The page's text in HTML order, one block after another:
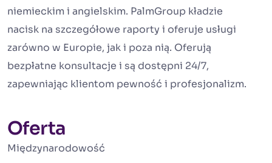
niemieckim i angielskim. PalmGroup kładzie
nacisk na szczegółowe raporty i oferuje usługi
zarówno w Europie, jak i poza nią. Oferują
bezpłatne konsultacje i są dostępni 24/7,
zapewniając klientom pewność i profesjonalizm.
Oferta
Międzynarodowość